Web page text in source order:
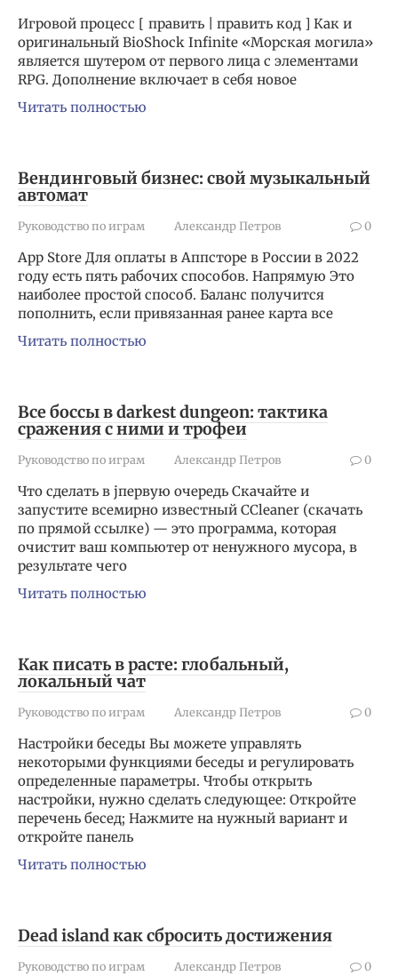
Игровой процесс [ править | править код ] Как и
оригинальный BioShock Infinite «Морская могила»
является шутером от первого лица с элементами
RPG. Дополнение включает в себя новое
Читать полностью
Вендинговый бизнес: свой музыкальный
автомат
Руководство по играм Александр Петров 0
App Store Для оплаты в Аппсторе в России в 2022
году есть пять рабочих способов. Напрямую Это
наиболее простой способ. Баланс получится
пополнить, если привязанная ранее карта все
Читать полностью
Все боссы в darkest dungeon: тактика
сражения с ними и трофеи
Руководство по играм Александр Петров 0
Что сделать в jпервую очередь Скачайте и
запустите всемирно известный CCleaner (скачать
по прямой ссылке) — это программа, которая
очистит ваш компьютер от ненужного мусора, в
результате чего
Читать полностью
Как писать в расте: глобальный,
локальный чат
Руководство по играм Александр Петров 0
Настройки беседы Вы можете управлять
некоторыми функциями беседы и регулировать
определенные параметры. Чтобы открыть
настройки, нужно сделать следующее: Откройте
перечень бесед; Нажмите на нужный вариант и
откройте панель
Читать полностью
Dead island как сбросить достижения
Руководство по играм Александр Петров 0